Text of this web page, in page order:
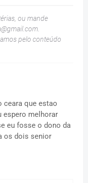
ou mande
pelo conteúdo
ceara que estao
espero melhorar
eu fosse o dono da
os dois senior